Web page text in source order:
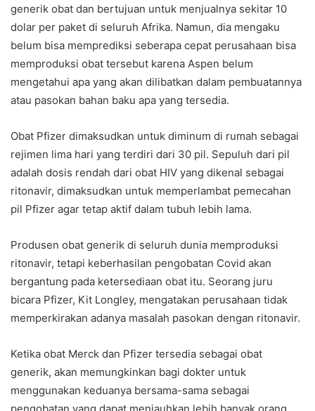
generik obat dan bertujuan untuk menjualnya sekitar 10
dolar per paket di seluruh Afrika. Namun, dia mengaku
belum bisa memprediksi seberapa cepat perusahaan bisa
memproduksi obat tersebut karena Aspen belum
mengetahui apa yang akan dilibatkan dalam pembuatannya
atau pasokan bahan baku apa yang tersedia.
Obat Pfizer dimaksudkan untuk diminum di rumah sebagai
rejimen lima hari yang terdiri dari 30 pil. Sepuluh dari pil
adalah dosis rendah dari obat HIV yang dikenal sebagai
ritonavir, dimaksudkan untuk memperlambat pemecahan
pil Pfizer agar tetap aktif dalam tubuh lebih lama.
Produsen obat generik di seluruh dunia memproduksi
ritonavir, tetapi keberhasilan pengobatan Covid akan
bergantung pada ketersediaan obat itu. Seorang juru
bicara Pfizer, Kit Longley, mengatakan perusahaan tidak
memperkirakan adanya masalah pasokan dengan ritonavir.
Ketika obat Merck dan Pfizer tersedia sebagai obat
generik, akan memungkinkan bagi dokter untuk
menggunakan keduanya bersama-sama sebagai